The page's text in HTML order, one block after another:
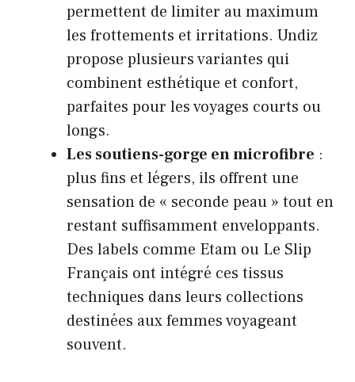
permettent de limiter au maximum
les frottements et irritations. Undiz
propose plusieurs variantes qui
combinent esthétique et confort,
parfaites pour les voyages courts ou
longs.
Les soutiens-gorge en microfibre :
plus fins et légers, ils offrent une
sensation de « seconde peau » tout en
restant suffisamment enveloppants.
Des labels comme Etam ou Le Slip
Français ont intégré ces tissus
techniques dans leurs collections
destinées aux femmes voyageant
souvent.